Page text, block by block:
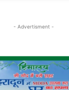
- Advertisment -